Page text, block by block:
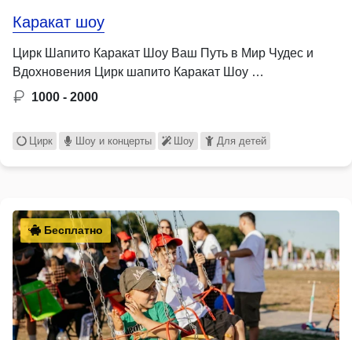
Каракат шоу
Цирк Шапито Каракат Шоу Ваш Путь в Мир Чудес и
Вдохновения Цирк шапито Каракат Шоу …
1000 - 2000
Цирк Шоу и концерты Шоу Для детей
Бесплатно